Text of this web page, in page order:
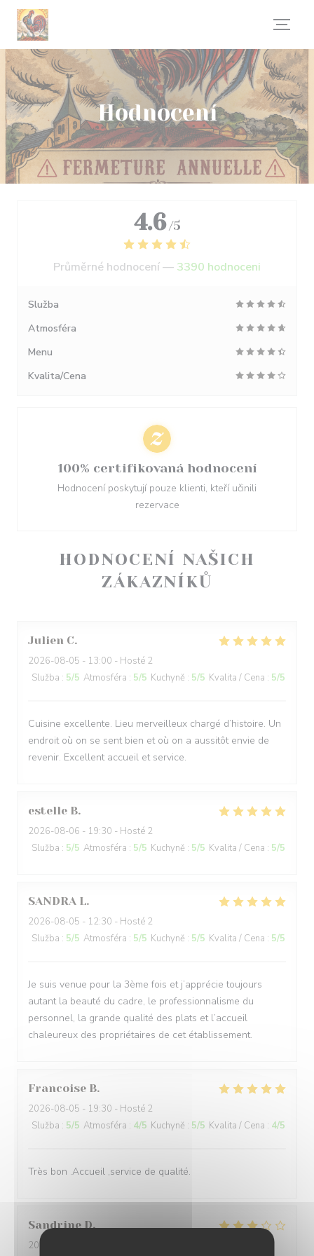
Panel pro správu cookies
Hodnocení
HODNOCENÍ NAŠICH
ZÁKAZNÍKŮ
Julien C
2026-08-05 - 13:00 - Hosté 2
Služba : 5/5 Atmosféra : 5/5 Kuchyně : 5/5 Kvalita / Cena : 5/5
Cuisine excellente. Lieu merveilleux chargé d’histoire. Un
endroit où on se sent bien et où on a aussitôt envie de
revenir. Excellent accueil et service.
estelle B
2026-08-06 - 19:30 - Hosté 2
Služba : 5/5 Atmosféra : 5/5 Kuchyně : 5/5 Kvalita / Cena : 5/5
SANDRA L
2026-08-05 - 12:30 - Hosté 2
Služba : 5/5 Atmosféra : 5/5 Kuchyně : 5/5 Kvalita / Cena : 5/5
Je suis venue pour la 3ème fois et j’apprécie toujours
autant la beauté du cadre, le professionnalisme du
personnel, la grande qualité des plats et l’accueil
chaleureux des propriétaires de cet établissement.
Francoise B
2026-08-05 - 19:30 - Hosté 2
Služba : 5/5 Atmosféra : 4/5 Kuchyně : 5/5 Kvalita / Cena : 4/5
Très bon .Accueil ,service de qualité.
Sandrine D
2026-08-01
4.6 /5
Průměrné hodnocení — 3390 hodnoceni
Služba
Atmosféra
Menu
Kvalita/Cena
100% certifikovaná hodnocení
Hodnocení poskytují pouze klienti, kteří učinili
rezervace